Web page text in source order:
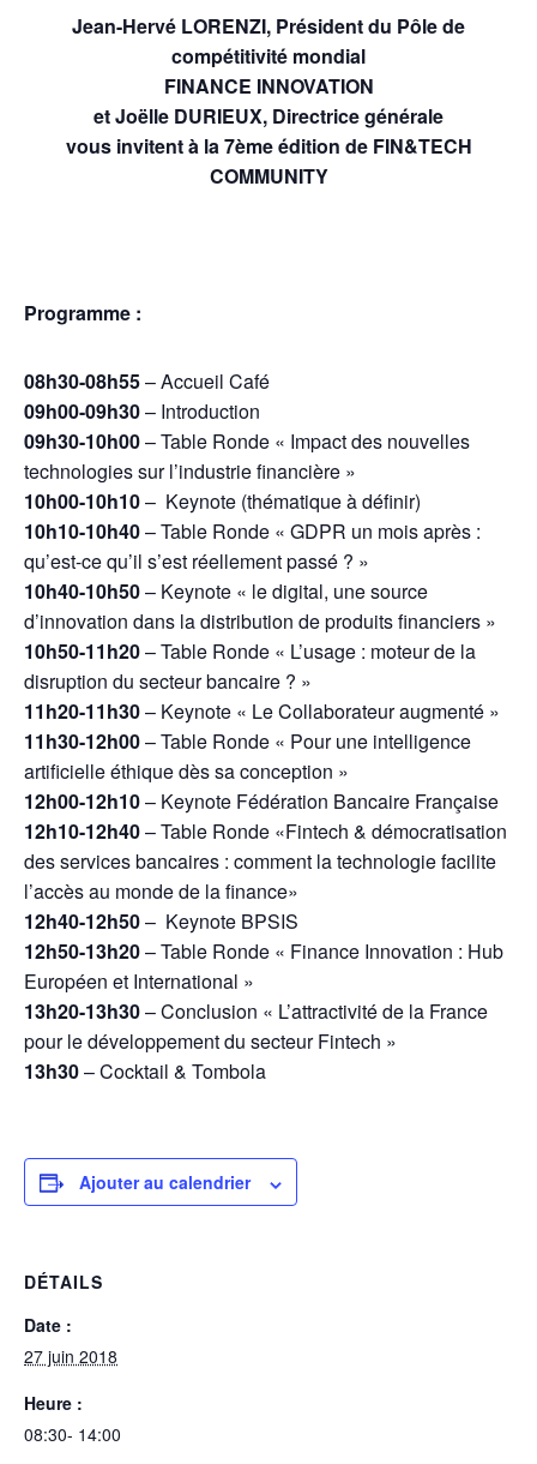
Jean-Hervé LORENZI, Président du Pôle de
compétitivité mondial
FINANCE INNOVATION
et Joëlle DURIEUX, Directrice générale
vous invitent à la 7ème édition de FIN&TECH
COMMUNITY
Programme :
08h30-08h55– Accueil Café
09h00-09h30– Introduction
09h30-10h00– Table Ronde « Impact des nouvelles
technologies sur l’industrie financière »
10h00-10h10– Keynote (thématique à définir)
10h10-10h40– Table Ronde « GDPR un mois après :
qu’est-ce qu’il s’est réellement passé ? »
10h40-10h50– Keynote « le digital, une source
d’innovation dans la distribution de produits financiers »
10h50-11h20– Table Ronde « L’usage : moteur de la
disruption du secteur bancaire ? »
11h20-11h30– Keynote « Le Collaborateur augmenté »
11h30-12h00– Table Ronde « Pour une intelligence
artificielle éthique dès sa conception »
12h00-12h10– Keynote Fédération Bancaire Française
12h10-12h40– Table Ronde «Fintech & démocratisation
des services bancaires : comment la technologie facilite
l’accès au monde de la finance»
12h40-12h50– Keynote BPSIS
12h50-13h20– Table Ronde « Finance Innovation : Hub
Européen et International »
13h20-13h30– Conclusion « L’attractivité de la France
pour le développement du secteur Fintech »
13h30– Cocktail & Tombola
Ajouter au calendrier
DÉTAILS
Date :
27 juin 2018
Heure :
08:30- 14:00